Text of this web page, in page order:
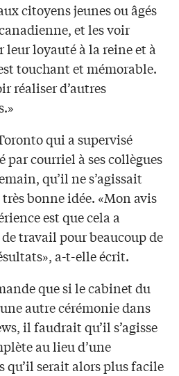
citoyens jeunes ou âgés
et les voir
loyauté à la reine et à
touchant et mémorable.
réaliser d’autres
qui a supervisé
par courriel à ses collègues
qu’il ne s’agissait
bonne idée. «Mon avis
est que cela a
travail pour beaucoup de
a-t-elle écrit.
que si le cabinet du
autre cérémonie dans
il faudrait qu’il s’agisse
au lieu d’une
serait alors plus facile